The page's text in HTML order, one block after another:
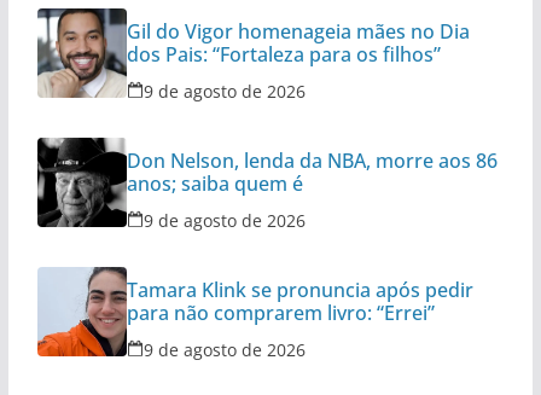
Gil do Vigor homenageia mães no Dia
dos Pais: “Fortaleza para os filhos”
9 de agosto de 2026
Don Nelson, lenda da NBA, morre aos 86
anos; saiba quem é
9 de agosto de 2026
Tamara Klink se pronuncia após pedir
para não comprarem livro: “Errei”
9 de agosto de 2026